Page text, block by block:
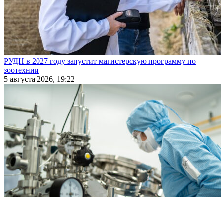
РУДН в 2027 году запустит магистерскую программу по
зоотехнии
5 августа 2026, 19:22